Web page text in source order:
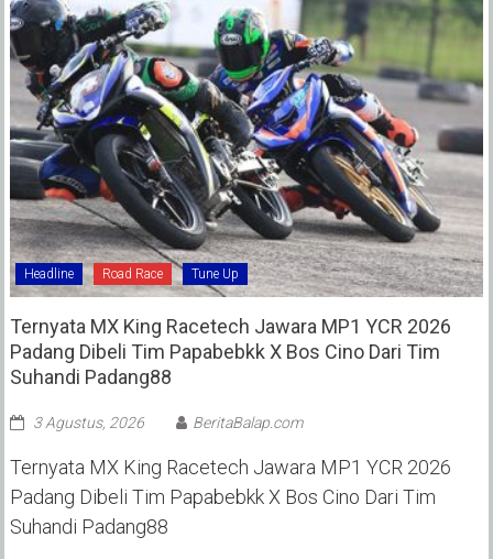
Headline Road Race Tune Up
Ternyata MX King Racetech Jawara MP1 YCR 2026
Padang Dibeli Tim Papabebkk X Bos Cino Dari Tim
Suhandi Padang88
3 Agustus, 2026 BeritaBalap.com
Ternyata MX King Racetech Jawara MP1 YCR 2026
Padang Dibeli Tim Papabebkk X Bos Cino Dari Tim
Suhandi Padang88